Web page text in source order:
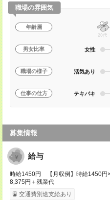
職場の雰囲気
年齢層
20代
男女比率 女性
職場の様子 活気あり
仕事の仕方 テキパキ
募集情報
給与
時給1450円 【月収例】時給1450円
8,375円＋残業代
交通費別途支給あり